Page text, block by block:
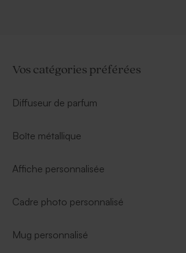
Vos catégories préférées
Diffuseur de parfum
Boîte métallique
Affiche personnalisée
Cadre photo personnalisé
Mug personnalisé